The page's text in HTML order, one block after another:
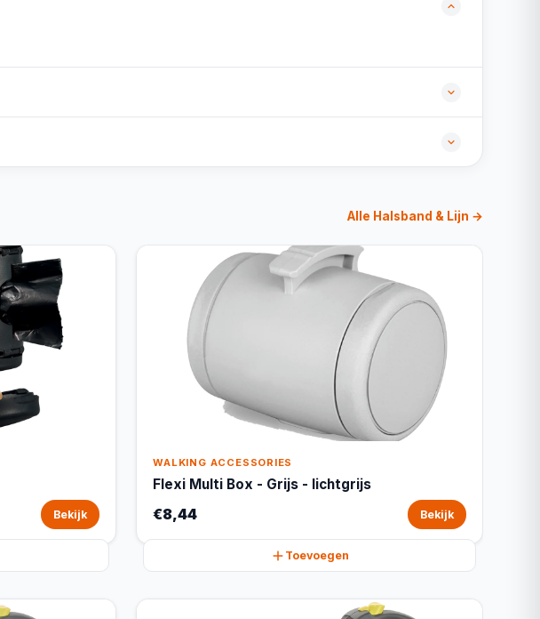
Alle Halsband & Lijn →
Bekijk
WALKING ACCESSORIES
Flexi Multi Box - Grijs - lichtgrijs
€8,44 Bekijk
Toevoegen